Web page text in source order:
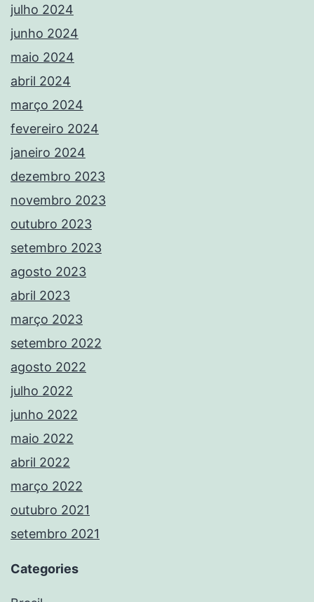
julho 2024
junho 2024
maio 2024
abril 2024
março 2024
fevereiro 2024
janeiro 2024
dezembro 2023
novembro 2023
outubro 2023
setembro 2023
agosto 2023
abril 2023
março 2023
setembro 2022
agosto 2022
julho 2022
junho 2022
maio 2022
abril 2022
março 2022
outubro 2021
setembro 2021
Categories